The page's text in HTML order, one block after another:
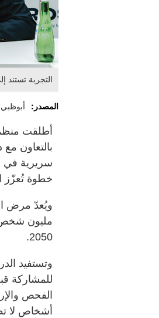
التجربة تستند إلى
المصدر:
بالتعاون
سريرية في
خطوة تُعزّز
مليون
2050.
وتستفيد
للمشاركة